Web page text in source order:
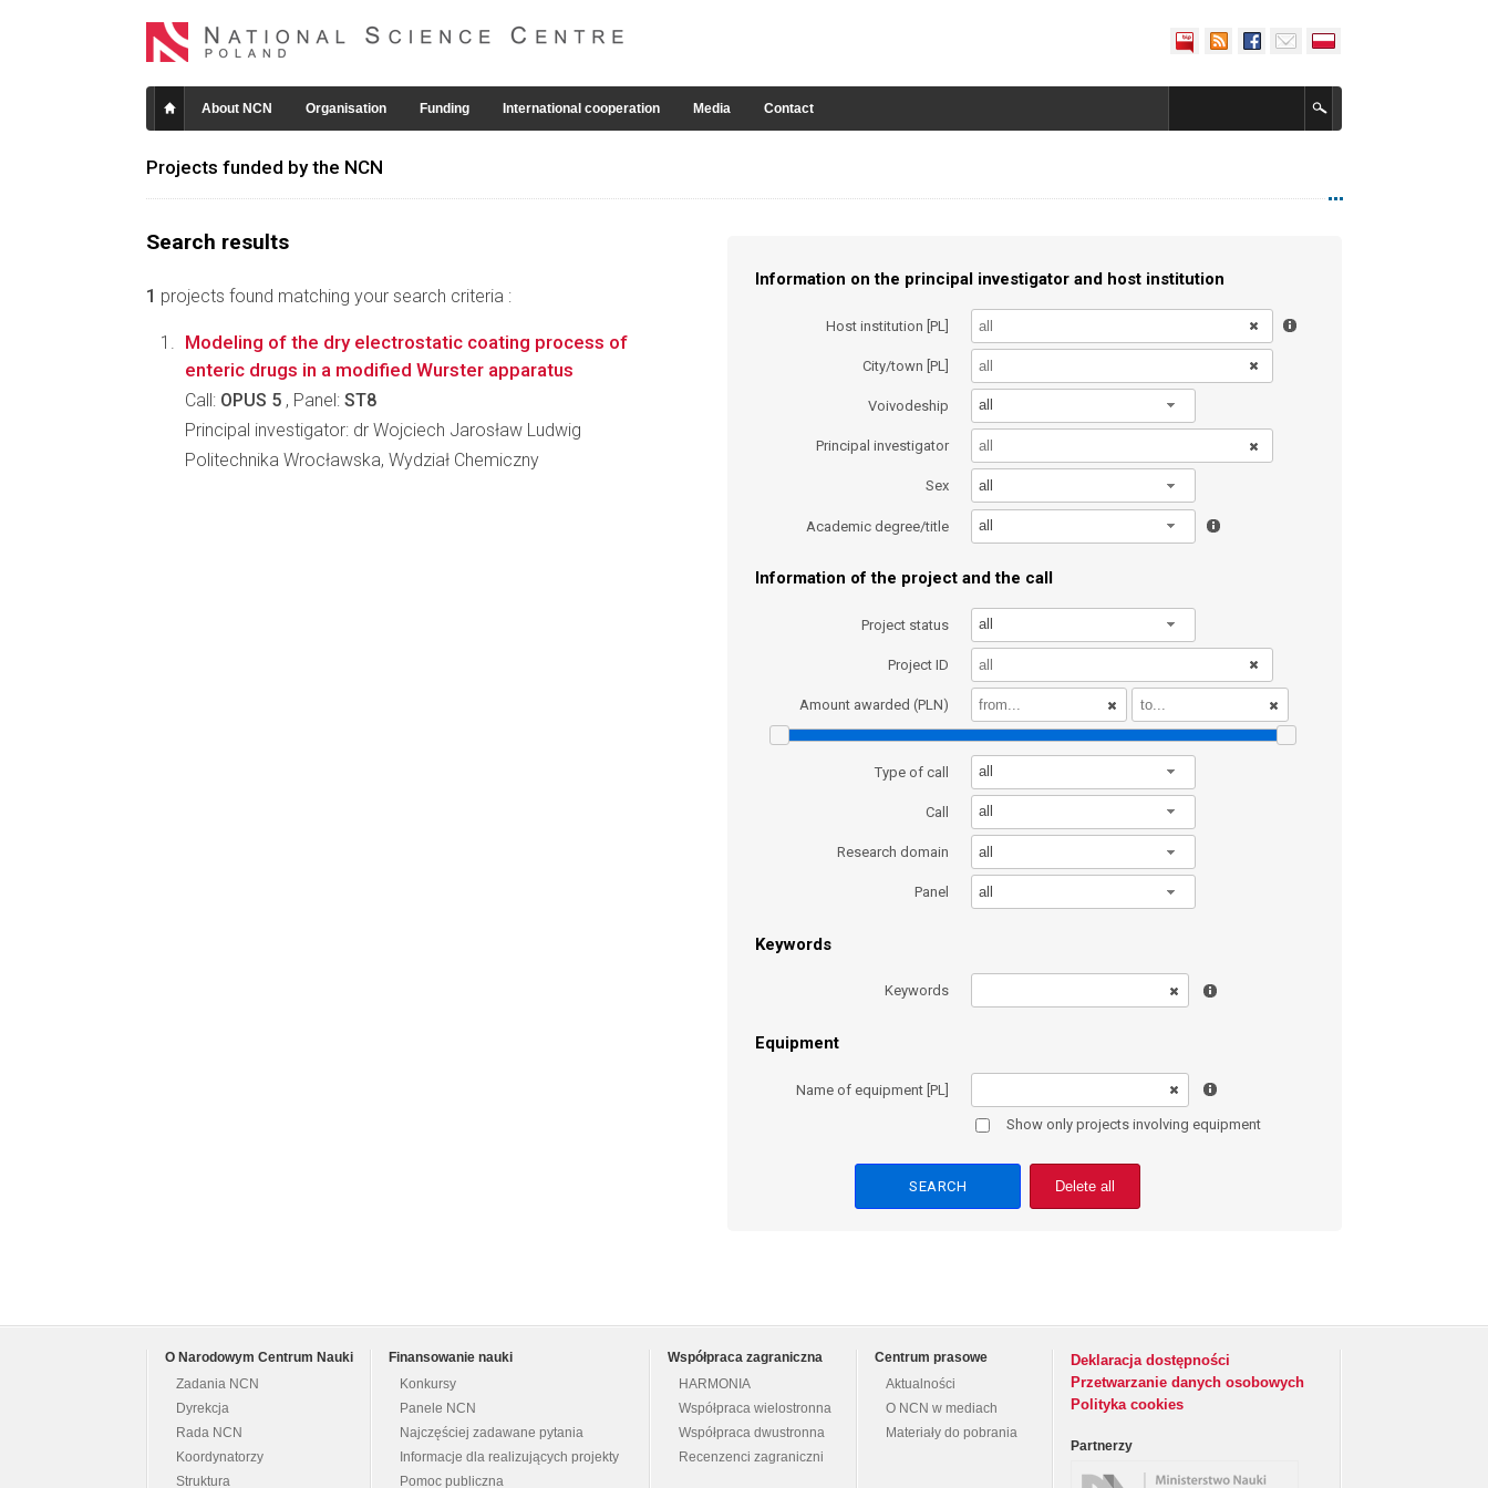
About NCN Organisation Funding International cooperation Media Contact
Projects funded by the NCN
Search results
1 projects found matching your search criteria :
Information on the principal investigator and host institution
Host institution [PL]
City/town [PL]
Voivodeship all
Principal investigator
Sex all
Academic degree/title all
Information of the project and the call
Project status all
Project ID
Amount awarded (PLN)
Type of call all
Call all
Research domain all
Panel all
Keywords
Keywords
Equipment
Name of equipment [PL]
Show only projects involving equipment
Delete all
Modeling of the dry electrostatic coating process of
enteric drugs in a modified Wurster apparatus
Call: OPUS 5 , Panel: ST8
Principal investigator: dr Wojciech Jarosław Ludwig
Politechnika Wrocławska, Wydział Chemiczny
O Narodowym Centrum Nauki
Zadania NCN
Dyrekcja
Rada NCN
Koordynatorzy
Struktura
Finansowanie nauki
Konkursy
Panele NCN
Najczęściej zadawane pytania
Informacje dla realizujących projekty
Pomoc publiczna
Współpraca zagraniczna
HARMONIA
Współpraca wielostronna
Współpraca dwustronna
Recenzenci zagraniczni
Centrum prasowe
Aktualności
O NCN w mediach
Materiały do pobrania
Deklaracja dostępności
Przetwarzanie danych osobowych
Polityka cookies
Partnerzy